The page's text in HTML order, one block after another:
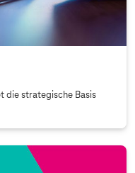
die strategische Basis